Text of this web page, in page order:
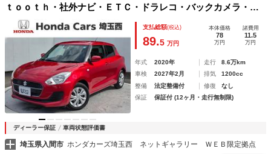
ｔｏｏｔｈ・社外ナビ・ＥＴＣ・ドラレコ・バックカメラ・シ
ートヒーター ナビＴＶ 電動格納ドアミラー パワーウィン
ドウ オートクルーズコントロール フルオートエアコン
支払総額(税込)
89.5 万円
本体価格
78
万円
諸費用
11.5
万円
年式 2020年 走行
8.6万km
車検
2027年2月 排気
1200cc
整備
法定整備付 修復
なし
保証
保証付 (12ヶ月・走行無制限)
ディーラー保証 車両状態評価書
埼玉県入間市 ホンダカーズ埼玉西 ネットギャラリー ＷＥＢ限定拠点